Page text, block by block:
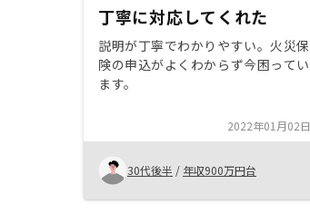
丁寧に対応してくれた
説明が丁寧でわかりやすい。火災保
険の申込がよくわからず今困ってい
ます。
2022年01月02日
30代後半 / 年収900万円台